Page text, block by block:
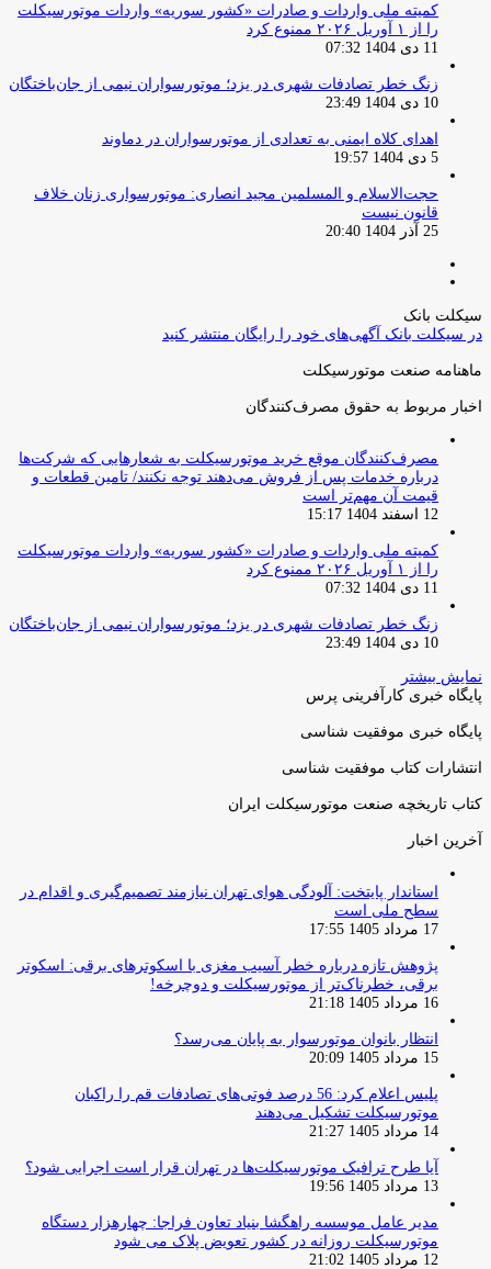
کمیته ملی واردات و صادرات «کشور سوریه» واردات موتورسیکلت
را از ۱ آوریل ۲۰۲۶ ممنوع کرد
11 دی 1404 07:32
زنگ خطر تصادفات شهری در یزد؛ موتورسواران نیمی از جان‌باختگان
10 دی 1404 23:49
اهدای کلاه ایمنی به تعدادی از موتورسواران در دماوند
5 دی 1404 19:57
حجت‌الاسلام و المسلمین مجید انصاری: موتورسواری زنان خلاف
قانون نیست
25 آذر 1404 20:40
سیکلت بانک
در سیکلت بانک آگهی‌های خود را رایگان منتشر کنید
ماهنامه صنعت موتورسیکلت
اخبار مربوط به حقوق مصرف‌کنندگان
مصرف‌کنندگان موقع خرید موتورسیکلت به شعارهایی که شرکت‌ها
درباره خدمات پس از فروش می‌دهند توجه نکنند/ تامین قطعات و
قیمت آن مهم‌تر است
12 اسفند 1404 15:17
کمیته ملی واردات و صادرات «کشور سوریه» واردات موتورسیکلت
را از ۱ آوریل ۲۰۲۶ ممنوع کرد
11 دی 1404 07:32
زنگ خطر تصادفات شهری در یزد؛ موتورسواران نیمی از جان‌باختگان
10 دی 1404 23:49
نمایش بیشتر
پایگاه خبری کارآفرینی پرس
پایگاه خبری موفقیت شناسی
انتشارات کتاب موفقیت شناسی
کتاب تاریخچه صنعت موتورسیکلت ایران
آخرین اخبار
استاندار پایتخت: آلودگی هوای تهران نیازمند تصمیم‌گیری و اقدام در
سطح ملی است
17 مرداد 1405 17:55
پژوهش تازه درباره خطر آسیب مغزی با اسکوترهای برقی: اسکوتر
برقی، خطرناک‌تر از موتورسیکلت و دوچرخه!
16 مرداد 1405 21:18
انتظار بانوان موتورسوار به پایان می‌رسد؟
15 مرداد 1405 20:09
پلیس اعلام کرد: 56 درصد فوتی‌های تصادفات قم را راکبان
موتورسیکلت تشکیل می‌دهند
14 مرداد 1405 21:27
آیا طرح ترافیک موتورسیکلت‌ها در تهران قرار است اجرایی شود؟
13 مرداد 1405 19:56
مدیر عامل موسسه راهگشا بنیاد تعاون فراجا: چهارهزار دستگاه
موتورسیکلت روزانه در کشور تعویض پلاک می شود
12 مرداد 1405 21:02